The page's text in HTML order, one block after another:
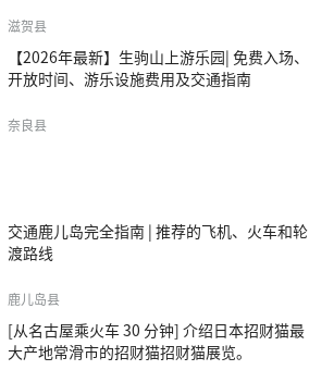
滋贺县
【2026年最新】生驹山上游乐园| 免费入场、
开放时间、游乐设施费用及交通指南
奈良县
交通鹿儿岛完全指南 | 推荐的飞机、火车和轮
渡路线
鹿儿岛县
[从名古屋乘火车 30 分钟] 介绍日本招财猫最
大产地常滑市的招财猫招财猫展览。